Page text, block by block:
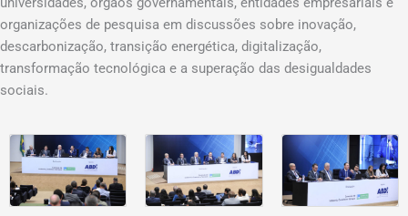
organizações de pesquisa em discussões sobre inovação,
descarbonização, transição energética, digitalização,
transformação tecnológica e a superação das desigualdades
sociais.